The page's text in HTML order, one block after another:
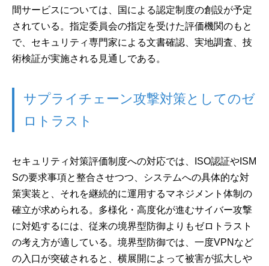
間サービスについては、国による認定制度の創設が予定
されている。指定委員会の指定を受けた評価機関のもと
で、セキュリティ専門家による文書確認、実地調査、技
術検証が実施される見通しである。
サプライチェーン攻撃対策としてのゼ
ロトラスト
セキュリティ対策評価制度への対応では、ISO認証やISM
Sの要求事項と整合させつつ、システムへの具体的な対
策実装と、それを継続的に運用するマネジメント体制の
確立が求められる。多様化・高度化が進むサイバー攻撃
に対処するには、従来の境界型防御よりもゼロトラスト
の考え方が適している。境界型防御では、一度VPNなど
の入口が突破されると、横展開によって被害が拡大しや